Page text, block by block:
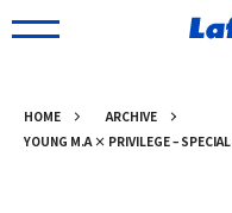
HOME
ARCHIVE
YOUNG M.A × PRIVILEGE –